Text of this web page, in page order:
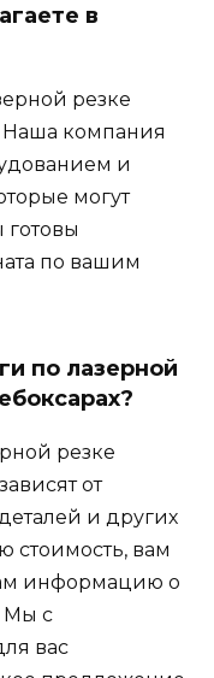
в
резке
Наша компания
и
могут
по вашим
по лазерной
резке
от
и других
стоимость, вам
информацию о
Мы с
вас